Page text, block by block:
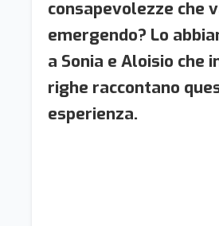
consapevolezze che
emergendo? Lo
a Sonia e Aloisio che
righe raccontano
esperienza.